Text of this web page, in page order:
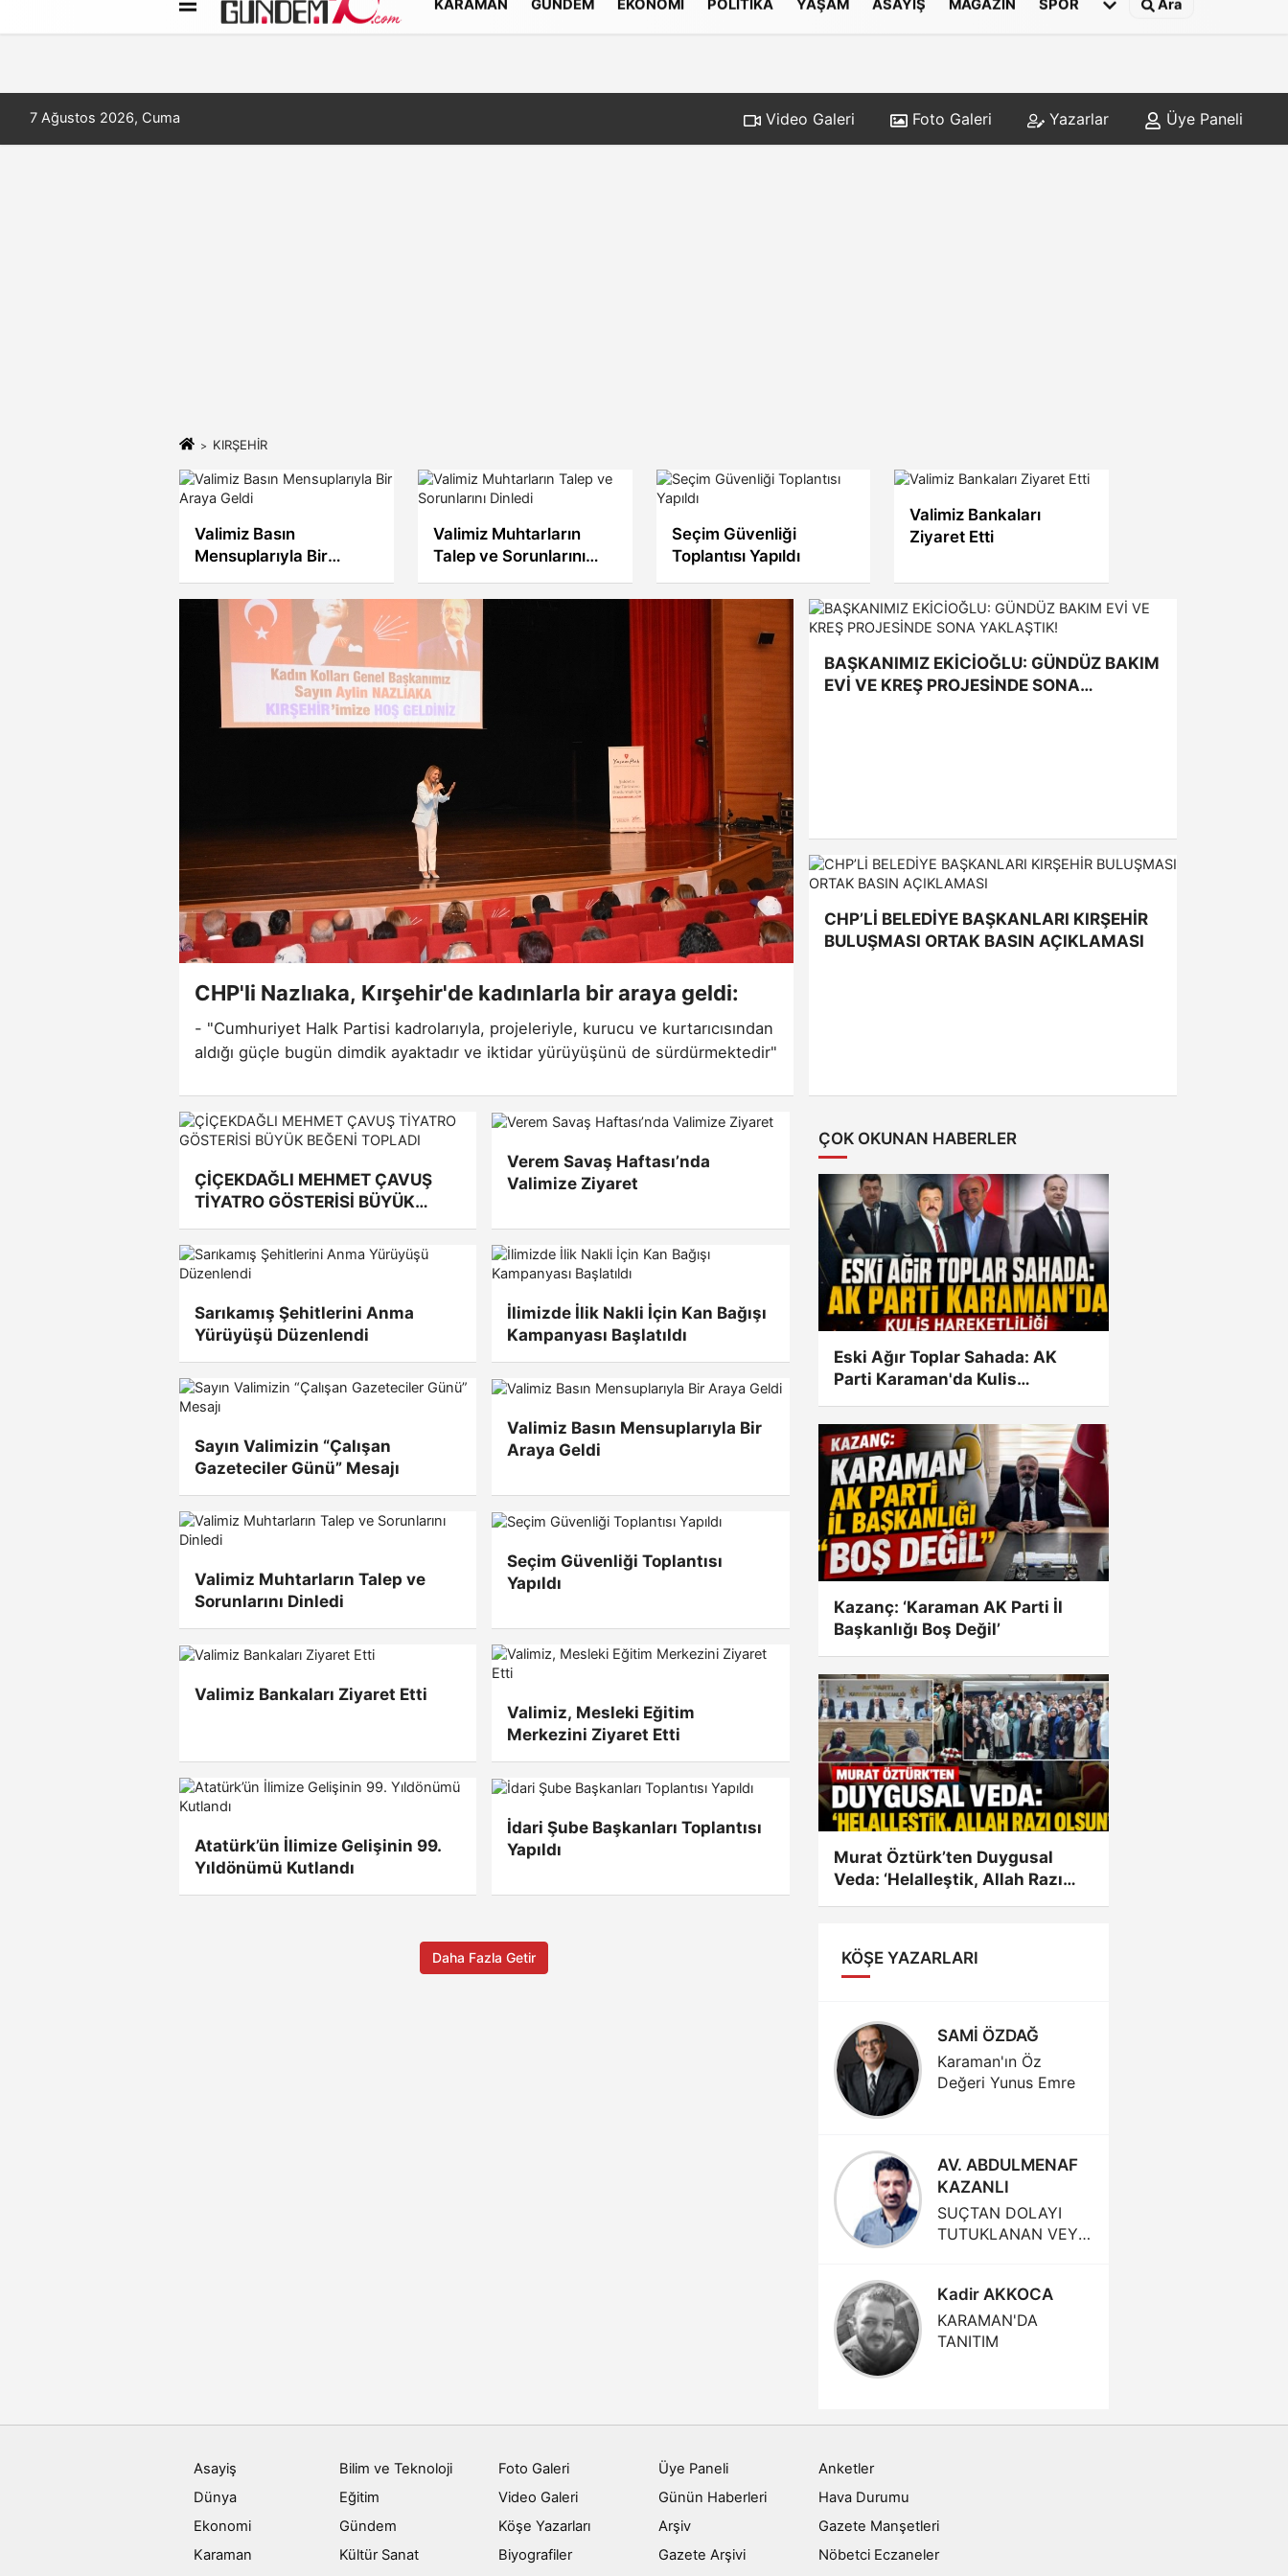
Künye İletişim Çerez Politikası
KARAMAN GÜNDEM EKONOMI POLITIKA YAŞAM ASAYIŞ MAGAZIN SPOR Ara
7 Ağustos 2026, Cuma Video Galeri Foto Galeri Yazarlar Üye Paneli
KIRŞEHİR
Valimiz Basın
Mensuplarıyla Bir
Valimiz Muhtarların
Talep ve Sorunlarını
Seçim Güvenliği
Toplantısı Yapıldı
Valimiz Bankaları
Ziyaret Etti
CHP'li Nazlıaka, Kırşehir'de kadınlarla bir araya geldi:
- "Cumhuriyet Halk Partisi kadrolarıyla, projeleriyle, kurucu ve kurtarıcısından
aldığı güçle bugün dimdik ayaktadır ve iktidar yürüyüşünü de sürdürmektedir"
BAŞKANIMIZ EKİCİOĞLU: GÜNDÜZ BAKIM
EVİ VE KREŞ PROJESİNDE SONA
CHP’Lİ BELEDİYE BAŞKANLARI KIRŞEHİR
BULUŞMASI ORTAK BASIN AÇIKLAMASI
ÇİÇEKDAĞLI MEHMET ÇAVUŞ
TİYATRO GÖSTERİSİ BÜYÜK
Verem Savaş Haftası’nda
Valimize Ziyaret
Sarıkamış Şehitlerini Anma
Yürüyüşü Düzenlendi
İlimizde İlik Nakli İçin Kan Bağışı
Kampanyası Başlatıldı
Sayın Valimizin “Çalışan
Gazeteciler Günü” Mesajı
Valimiz Basın Mensuplarıyla Bir
Araya Geldi
Valimiz Muhtarların Talep ve
Sorunlarını Dinledi
Seçim Güvenliği Toplantısı
Yapıldı
Valimiz Bankaları Ziyaret Etti
Valimiz, Mesleki Eğitim
Merkezini Ziyaret Etti
Atatürk’ün İlimize Gelişinin 99.
Yıldönümü Kutlandı
İdari Şube Başkanları Toplantısı
Yapıldı
Daha Fazla Getir
ÇOK OKUNAN HABERLER
Eski Ağır Toplar Sahada: AK
Parti Karaman'da Kulis
Hareketliliği
Kazanç: ‘Karaman AK Parti İl
Başkanlığı Boş Değil’
Murat Öztürk’ten Duygusal
Veda: ‘Helalleştik, Allah Razı
KÖŞE YAZARLARI
SAMİ ÖZDAĞ
Karaman'ın Öz
Değeri Yunus Emre
AV. ABDULMENAF
KAZANLI
SUÇTAN DOLAYI
TUTUKLANAN VEYA
TAZMİNATINA HAK
KAZANABİLİR Mİ?
Kadir AKKOCA
KARAMAN'DA
TANITIM
Asayiş
Bilim ve Teknoloji
Dünya
Eğitim
Ekonomi
Gündem
Karaman
Kültür Sanat
Foto Galeri
Video Galeri
Köşe Yazarları
Biyografiler
Üye Paneli
Günün Haberleri
Arşiv
Gazete Arşivi
Anketler
Hava Durumu
Gazete Manşetleri
Nöbetci Eczaneler